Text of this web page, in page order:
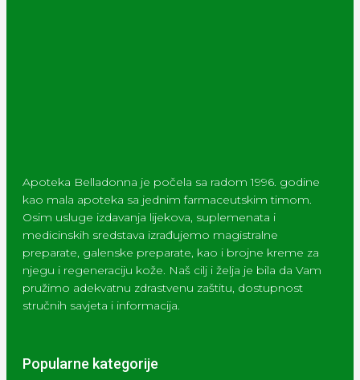
Apoteka Belladonna je počela sa radom 1996. godine
kao mala apoteka sa jednim farmaceutskim timom.
Osim usluge izdavanja lijekova, suplemenata i
medicinskih sredstava izrađujemo magistralne
preparate, galenske preparate, kao i brojne kreme za
njegu i regeneraciju kože. Naš cilj i želja je bila da Vam
pružimo adekvatnu zdrastvenu zaštitu, dostupnost
stručnih savjeta i informacija.
Popularne kategorije